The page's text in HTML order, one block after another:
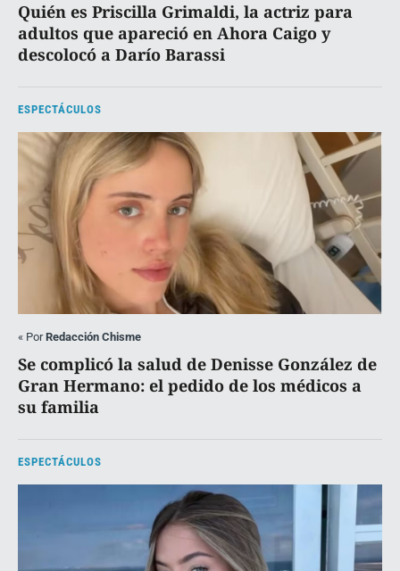
Quién es Priscilla Grimaldi, la actriz para
adultos que apareció en Ahora Caigo y
descolocó a Darío Barassi
ESPECTÁCULOS
« PorRedacción Chisme
Se complicó la salud de Denisse González de
Gran Hermano: el pedido de los médicos a
su familia
ESPECTÁCULOS